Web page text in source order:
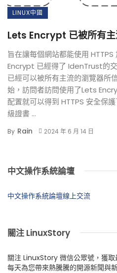
LINUX中國
Lets Encrypt 已被所有
旨在讓每個網站都能使用
Encrypt 已經得了 IdenTrust的
已經可以被所有主流的瀏覽器所
始，訪問者訪問使用了Lets
配置就可以得到 HTTPS 安全保
級證書 ...
By Rain 2024 年 6 月 14 日
中文操作系統論壇
中文操作系統論壇線上交流
關注 LinuxStory
關注 LinuxStory 微信公眾號，獲
每天為您帶來熱騰騰的開源新聞與